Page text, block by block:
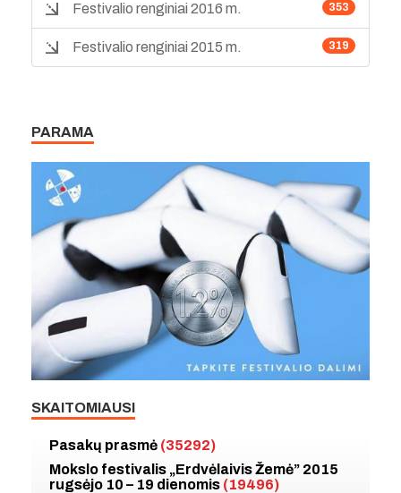
353
Festivalio renginiai 2016 m.
319
Festivalio renginiai 2015 m.
PARAMA
SKAITOMIAUSI
Pasakų prasmė (35292)
Mokslo festivalis „Erdvėlaivis Žemė” 2015
rugsėjo 10 – 19 dienomis (19496)